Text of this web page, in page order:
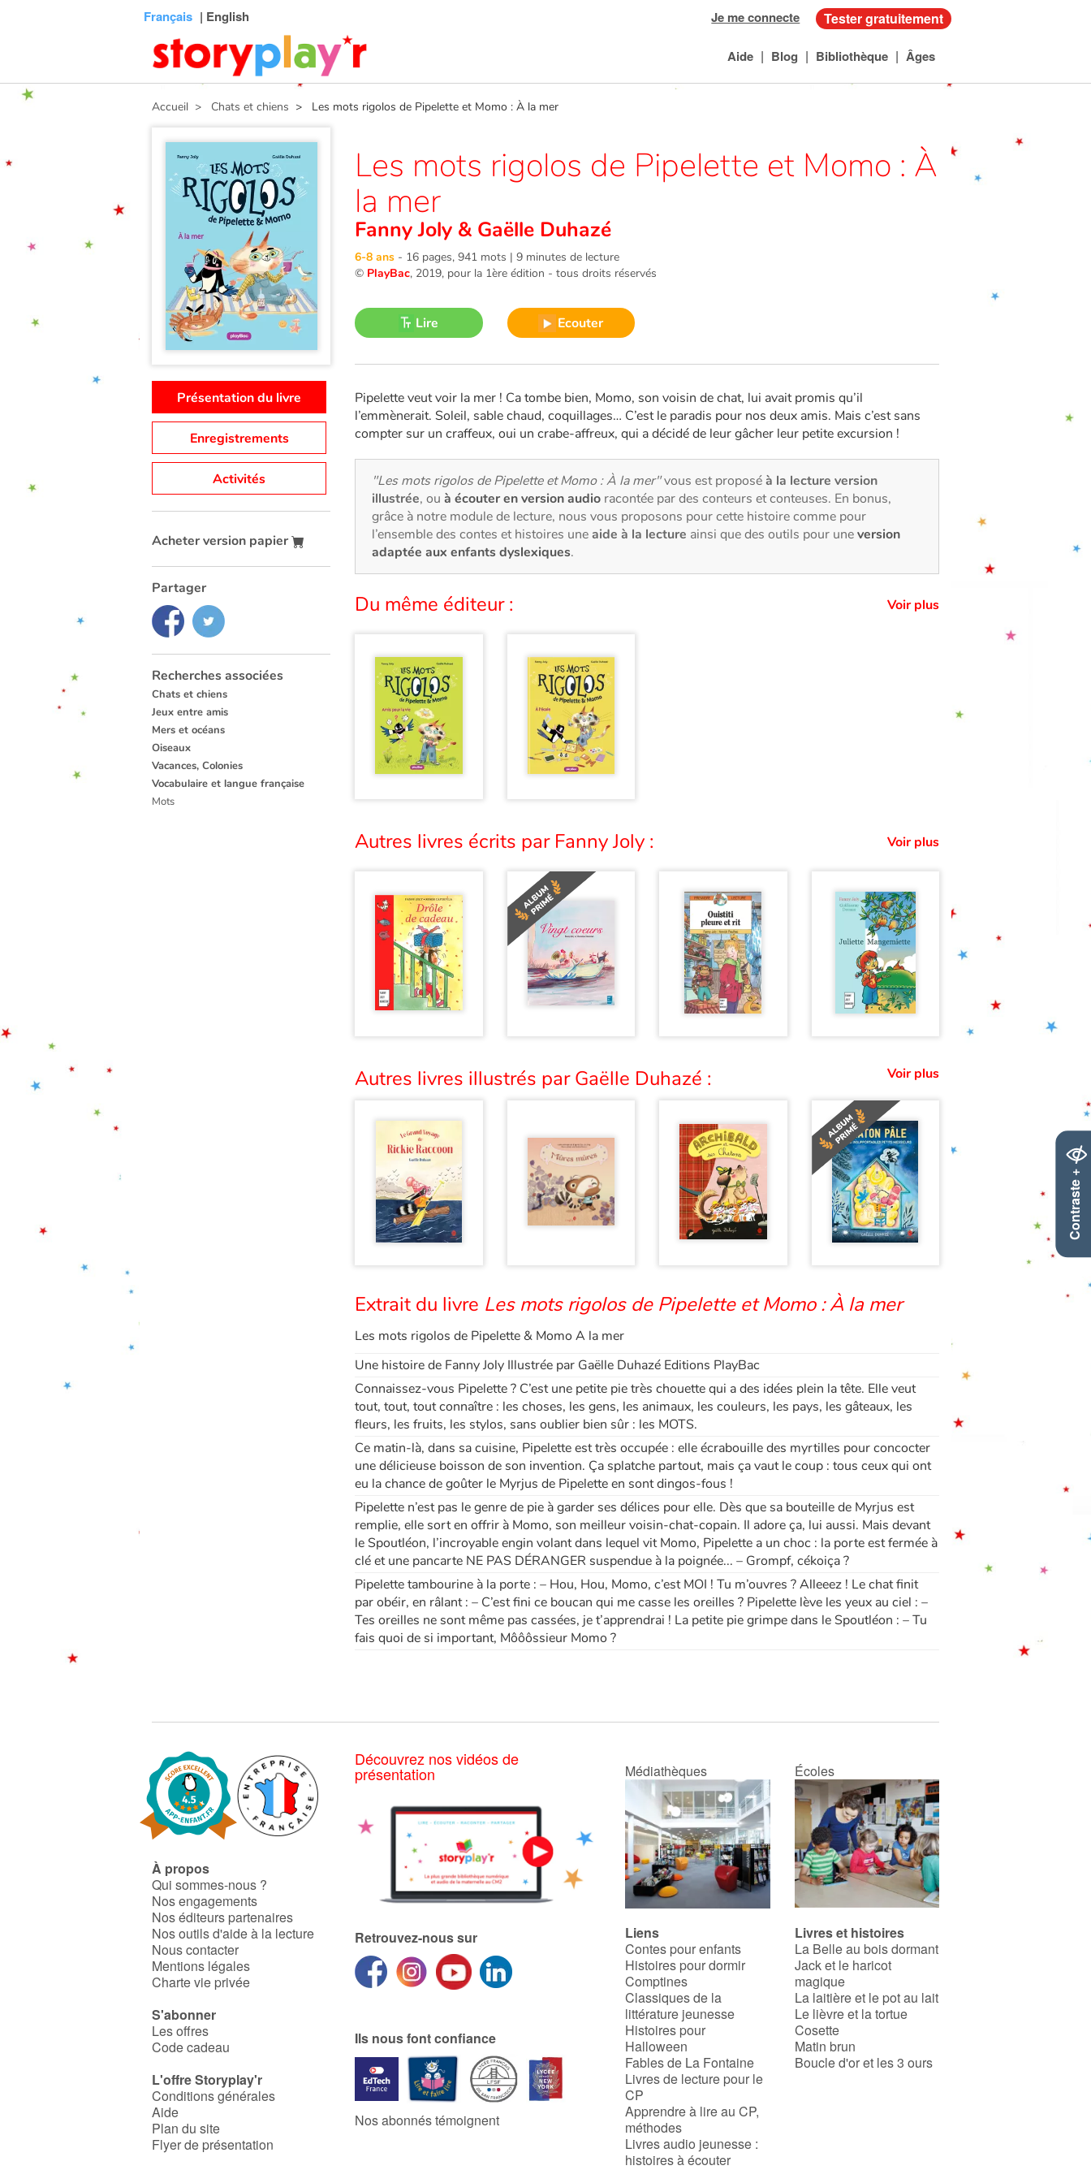
Contraste +
Français | English Je me connecte Tester gratuitement
Aide | Blog | Bibliothèque | Âges
Accueil > Chats et chiens > Les mots rigolos de Pipelette et Momo : À la mer
Les mots rigolos de Pipelette et Momo : À
la mer
Fanny Joly & Gaëlle Duhazé
6-8 ans - 16 pages, 941 mots | 9 minutes de lecture
© PlayBac, 2019, pour la 1ère édition - tous droits réservés
Lire Ecouter
Présentation du livre
Enregistrements
Activités
Acheter version papier
Partager
Recherches associées
Chats et chiens
Jeux entre amis
Mers et océans
Oiseaux
Vacances, Colonies
Vocabulaire et langue française
Mots
Pipelette veut voir la mer ! Ca tombe bien, Momo, son voisin de chat, lui avait promis qu’il
l’emmènerait. Soleil, sable chaud, coquillages… C’est le paradis pour nos deux amis. Mais c’est sans
compter sur un craffeux, oui un crabe-affreux, qui a décidé de leur gâcher leur petite excursion !
"Les mots rigolos de Pipelette et Momo : À la mer"vous est proposéà la lecture version
illustrée, ou à écouter en version audio racontée par des conteurs et conteuses. En bonus,
grâce à notre module de lecture, nous vous proposons pour cette histoire comme pour
l’ensemble des contes et histoires uneaide à la lecture ainsi que des outils pour uneversion
adaptée aux enfants dyslexiques.
Du même éditeur : Voir plus
Autres livres écrits par Fanny Joly : Voir plus
Autres livres illustrés par Gaëlle Duhazé : Voir plus
Extrait du livre Les mots rigolos de Pipelette et Momo : À la mer
Les mots rigolos de Pipelette & Momo A la mer
Une histoire de Fanny Joly Illustrée par Gaëlle Duhazé Editions PlayBac
Connaissez-vous Pipelette ? C’est une petite pie très chouette qui a des idées plein la tête. Elle veut
tout, tout, tout connaître : les choses, les gens, les animaux, les couleurs, les pays, les gâteaux, les
fleurs, les fruits, les stylos, sans oublier bien sûr : les MOTS.
Ce matin-là, dans sa cuisine, Pipelette est très occupée : elle écrabouille des myrtilles pour concocter
une délicieuse boisson de son invention. Ça splatche partout, mais ça vaut le coup : tous ceux qui ont
eu la chance de goûter le Myrjus de Pipelette en sont dingos-fous !
Pipelette n’est pas le genre de pie à garder ses délices pour elle. Dès que sa bouteille de Myrjus est
remplie, elle sort en offrir à Momo, son meilleur voisin-chat-copain. Il adore ça, lui aussi. Mais devant
le Spoutléon, l’incroyable engin volant dans lequel vit Momo, Pipelette a un choc : la porte est fermée à
clé et une pancarte NE PAS DÉRANGER suspendue à la poignée... – Grompf, cékoiça ?
Pipelette tambourine à la porte : – Hou, Hou, Momo, c’est MOI ! Tu m’ouvres ? Alleeez ! Le chat finit
par obéir, en râlant : – C’est fini ce boucan qui me casse les oreilles ? Pipelette lève les yeux au ciel : –
Tes oreilles ne sont même pas cassées, je t’apprendrai ! La petite pie grimpe dans le Spoutléon : – Tu
fais quoi de si important, Môôôssieur Momo ?
À propos
Qui sommes-nous ?
Nos engagements
Nos éditeurs partenaires
Nos outils d'aide à la lecture
Nous contacter
Mentions légales
Charte vie privée
S'abonner
Les offres
Code cadeau
L'offre Storyplay'r
Conditions générales
Aide
Plan du site
Flyer de présentation
Découvrez nos vidéos de
présentation
Retrouvez-nous sur
Ils nous font confiance
Nos abonnés témoignent
Médiathèques Écoles
Liens
Contes pour enfants
Histoires pour dormir
Comptines
Classiques de la
littérature jeunesse
Histoires pour
Halloween
Fables de La Fontaine
Livres de lecture pour le
CP
Apprendre à lire au CP,
méthodes
Livres audio jeunesse :
histoires à écouter
Livres et histoires
La Belle au bois dormant
Jack et le haricot
magique
La laitière et le pot au lait
Le lièvre et la tortue
Cosette
Matin brun
Boucle d'or et les 3 ours